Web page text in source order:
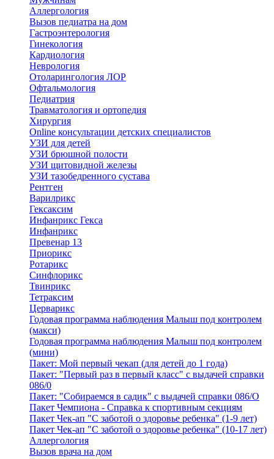
Аллергология
Вызов педиатра на дом
Гастроэнтерология
Гинекология
Кардиология
Неврология
Отоларингология ЛОР
Офтальмология
Педиатрия
Травматология и ортопедия
Хирургия
Online консультации детских специалистов
УЗИ для детей
УЗИ брюшной полости
УЗИ щитовидной железы
УЗИ тазобедренного сустава
Рентген
Варилрикс
Гексаксим
Инфанрикс Гекса
Инфанрикс
Превенар 13
Приорикс
Ротарикс
Синфлорикс
Твинрикс
Тетраксим
Церварикс
Годовая программа наблюдения Малыш под контролем
(макси)
Годовая программа наблюдения Малыш под контролем
(мини)
Пакет: Мой первый чекап (для детей до 1 года)
Пакет: "Первый раз в первый класс" с выдачей справки
086/0
Пакет: "Собираемся в садик" с выдачей справки 086/О
Пакет Чемпиона - Справка к спортивным секциям
Пакет Чек-ап "С заботой о здоровье ребенка" (1-9 лет)
Пакет Чек-ап "С заботой о здоровье ребенка" (10-17 лет)
Аллергология
Вызов врача на дом